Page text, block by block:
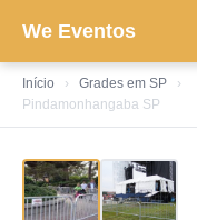
We Eventos
Início › Grades em SP ›
Pindamonhangaba SP